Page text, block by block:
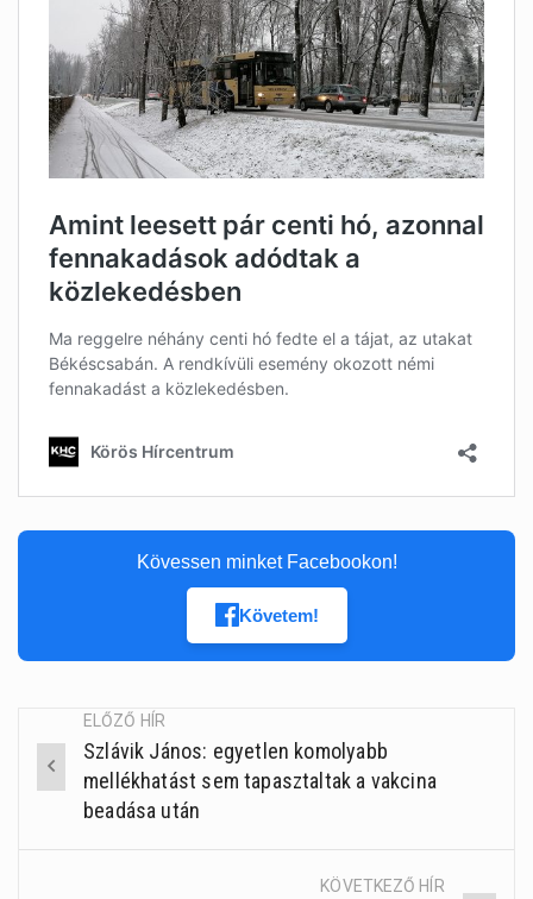
Kövessen minket Facebookon!
Követem!
Post
navigation
ELŐZŐ HÍR
Szlávik János: egyetlen komolyabb
mellékhatást sem tapasztaltak a vakcina
beadása után
KÖVETKEZŐ HÍR